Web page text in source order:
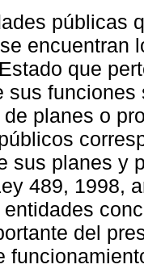
públicas
encuentran
que
sus funciones
planes o
sus planes y
489, 1998,
del